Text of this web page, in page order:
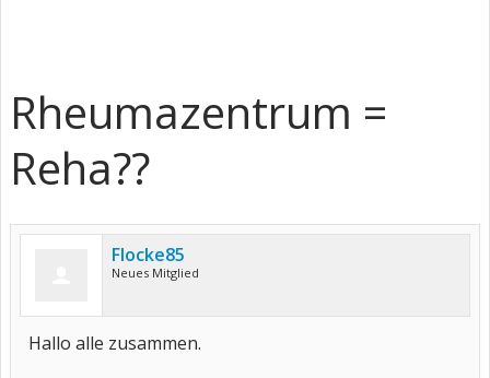
Rheumazentrum =
Reha??
Flocke85
Neues Mitglied
Hallo alle zusammen.